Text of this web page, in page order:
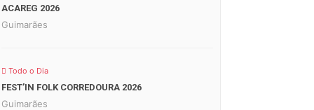
ACAREG 2026
Guimarães
Todo o Dia
FEST’IN FOLK CORREDOURA 2026
Guimarães